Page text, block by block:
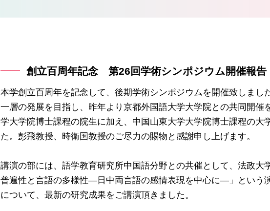
創立百周年記念 第26回学術シンポジウム開催報告
本学創立百周年を記念して、後期学術シンポジウムを開催致しま
一層の発展を目指し、昨年より京都外国語大学大学院との共同開
学大学院博士課程の院生に加え、中国山東大学大学院博士課程の
た。彭飛教授、時衛国教授のご尽力の賜物と感謝申し上げます。
講演の部には、語学教育研究所中国語分野との共催として、法政
普遍性と言語の多様性―日中両言語の感情表現を中心に―」という
について、最新の研究成果をご講演頂きました。